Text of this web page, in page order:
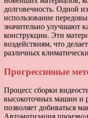
долговечность. Одной
использование
значительно улучшают
конструкции. Эти
воздействиям, что
различных
Прогрессивные
Процесс сборки
высокоточных машин и
позволяет добиваться